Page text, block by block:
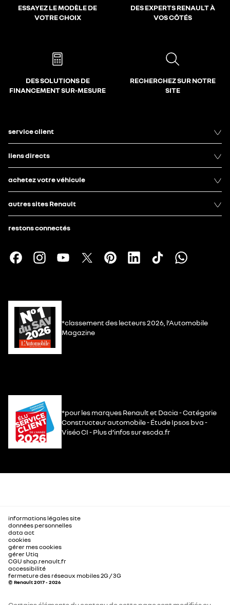
ESSAYEZ LE MODÈLE DE
VOTRE CHOIX
DES EXPERTS RENAULT À
VOS CÔTÉS
DES SOLUTIONS DE
FINANCEMENT SUR-MESURE
RECHERCHEZ SUR NOTRE
SITE
service client
liens directs
achetez votre véhicule
autres sites Renault
restons connectés
*classement des lecteurs 2026, l’Automobile
Magazine
*pour les marques Renault et Dacia - Catégorie
Constructeur automobile - Étude Ipsos bva -
Viséo CI - Plus d’infos sur escda.fr
informations légales site
données personnelles
data act
cookies
gérer mes cookies
gérer Utiq
CGU shop.renault.fr
accessibilité
fermeture des réseaux mobiles 2G / 3G
© Renault 2017 - 2026